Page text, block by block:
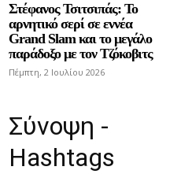
Στέφανος Τσιτσιπάς: Το
αρνητικό σερί σε εννέα
Grand Slam και το μεγάλο
παράδοξο με τον Τζόκοβιτς
Πέμπτη, 2 Ιουλίου 2026
Σύνοψη -
Hashtags